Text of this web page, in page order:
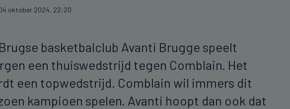
oktober 2024, 22:20
basketbalclub Avanti Brugge speelt
een thuiswedstrijd tegen Comblain. Het
een topwedstrijd. Comblain wil immers dit
kampioen spelen. Avanti hoopt dan ook dat